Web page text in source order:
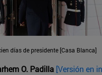
días de presidente [Casa Blanca]
O. Padilla [Versión en